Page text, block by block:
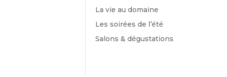
La vie au domaine
Les soirées de l’été
Salons & dégustations